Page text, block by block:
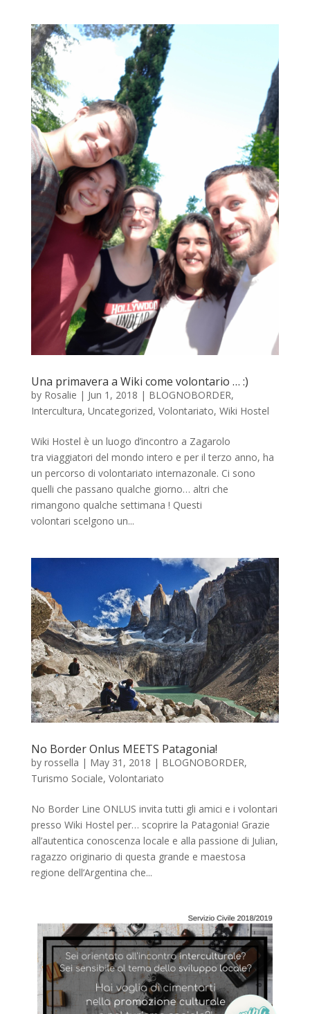
Una primavera a Wiki come volontario … :)
by Rosalie | Jun 1, 2018 | BLOGNOBORDER,
Intercultura, Uncategorized, Volontariato, Wiki Hostel
Wiki Hostel è un luogo d’incontro a Zagarolo
tra viaggiatori del mondo intero e per il terzo anno, ha
un percorso di volontariato internazonale. Ci sono
quelli che passano qualche giorno… altri che
rimangono qualche settimana ! Questi
volontari scelgono un...
No Border Onlus MEETS Patagonia!
by rossella | May 31, 2018 | BLOGNOBORDER,
Turismo Sociale, Volontariato
No Border Line ONLUS invita tutti gli amici e i volontari
presso Wiki Hostel per… scoprire la Patagonia! Grazie
all’autentica conoscenza locale e alla passione di Julian,
ragazzo originario di questa grande e maestosa
regione dell’Argentina che...